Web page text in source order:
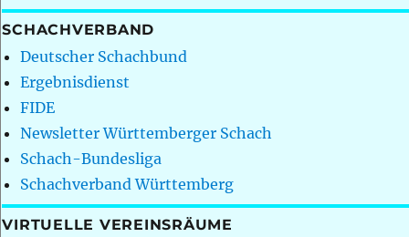
SCHACHVERBAND
Deutscher Schachbund
Ergebnisdienst
FIDE
Newsletter Württemberger Schach
Schach-Bundesliga
Schachverband Württemberg
VIRTUELLE VEREINSRÄUME